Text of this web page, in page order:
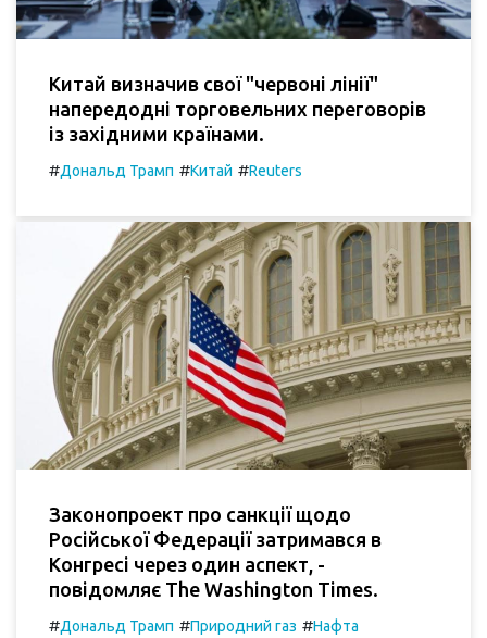
Китай визначив свої "червоні лінії"
напередодні торговельних переговорів
із західними країнами.
#Дональд Трамп #Китай #Reuters
Законопроект про санкції щодо
Російської Федерації затримався в
Конгресі через один аспект, -
повідомляє The Washington Times.
#Дональд Трамп #Природний газ #Нафта